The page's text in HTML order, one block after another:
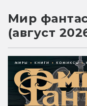
Мир
(август